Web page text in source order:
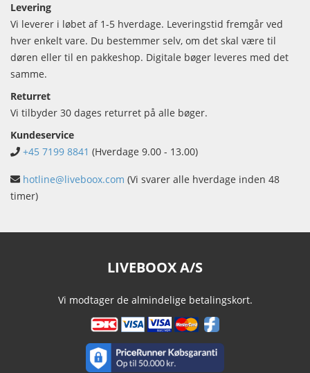
Levering
Vi leverer i løbet af 1-5 hverdage. Leveringstid fremgår ved
hver enkelt vare. Du bestemmer selv, om det skal være til
døren eller til en pakkeshop. Digitale bøger leveres med det
samme.
Returret
Vi tilbyder 30 dages returret på alle bøger.
Kundeservice
+45 7199 8841 (Hverdage 9.00 - 13.00)
hotline@liveboox.com (Vi svarer alle hverdage inden 48
timer)
LIVEBOOX A/S
Vi modtager de almindelige betalingskort.